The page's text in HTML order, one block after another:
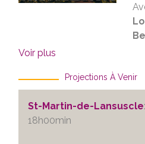
Voir plus
Projections À Venir
St-Martin-de-Lansuscle
18h00min